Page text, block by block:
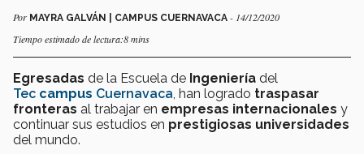
Por MAYRA GALVÁN | CAMPUS CUERNAVACA - 14/12/2020
Tiempo estimado de lectura:8 mins
Egresadas de la Escuela de Ingeniería del
Tec campus Cuernavaca , han logrado traspasar
fronteras al trabajar en empresas internacionales y
continuar sus estudios en prestigiosas universidades
del mundo.